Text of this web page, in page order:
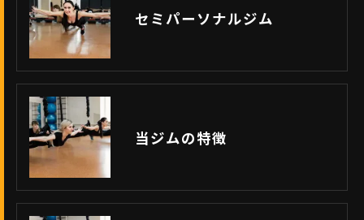
セミパーソナルジム
当ジムの特徴